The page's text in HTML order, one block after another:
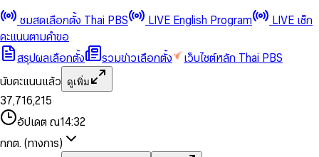
ชมสดเลือกตั้ง Thai PBS LIVE English Program
LIVE เช็ก
คะแนนตามคำขอ
สรุปผลเลือกตั้ง
รวมข่าวเลือกตั้ง
เว็บไซต์หลัก Thai PBS
นับคะแนนแล้ว
ดูเพิ่ม
0
1
2
3
4
5
6
0
1
2
3
4
5
6
7
8
9
,
0
1
2
4
6
7
8
9
0
1
2
3
4
5
0
1
3
5
6
7
8
9
,
1
2
4
5
0
1
3
4
0
2
3
4
5
7
8
อัปเดต ณ14:32
กกต. (ทางการ)
0
0
1
2
4
0
1
2
4
0
1
3
0
2